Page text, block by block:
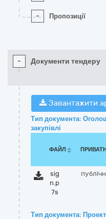
- Пропозиції
- Документи тендеру
Завантажити
Тип документа:
закупівлі
ФАЙЛ
sig
n.p
7s
Тип документа: